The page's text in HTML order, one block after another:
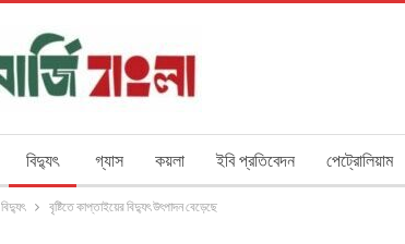
বিদ্যুৎ গ্যাস কয়লা ইবি প্রতিবেদন পেট্রোলিয়াম
বিদ্যুৎ বৃষ্টিতে কাপ্তাইয়ের বিদ্যুৎ উৎপাদন বেড়েছে